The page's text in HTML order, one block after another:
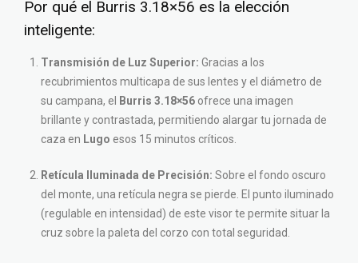
Por qué el Burris 3.18×56 es la elección
inteligente:
Transmisión de Luz Superior: Gracias a los
recubrimientos multicapa de sus lentes y el diámetro de
su campana, el
Burris 3.18×56 ofrece una imagen
brillante y contrastada, permitiendo alargar tu jornada de
caza en Lugo esos 15 minutos críticos.
Retícula Iluminada de Precisión: Sobre el fondo oscuro
del monte, una retícula negra se pierde. El punto iluminado
(regulable en intensidad) de este visor te permite situar la
cruz sobre la paleta del corzo con total seguridad.